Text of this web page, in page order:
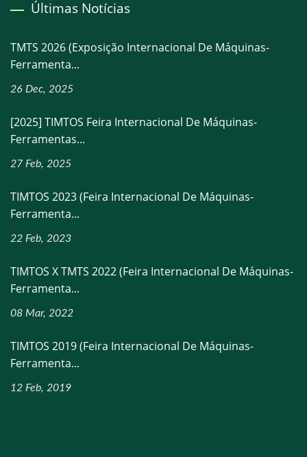
Últimas Notícias
TMTS 2026 (Exposição Internacional De Máquinas-
Ferramenta...
26 Dec, 2025
[2025] TIMTOS Feira Internacional De Máquinas-
Ferramentas...
27 Feb, 2025
TIMTOS 2023 (Feira Internacional De Máquinas-
Ferramenta...
22 Feb, 2023
TIMTOS X TMTS 2022 (Feira Internacional De Máquinas-
Ferramenta...
08 Mar, 2022
TIMTOS 2019 (Feira Internacional De Máquinas-
Ferramenta...
12 Feb, 2019